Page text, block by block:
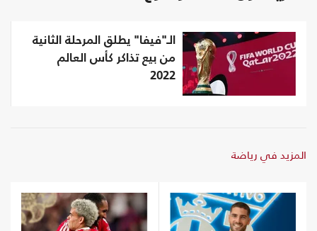
الـ"فيفا" يطلق المرحلة الثانية
من بيع تذاكر كأس العالم
2022
المزيد في رياضة